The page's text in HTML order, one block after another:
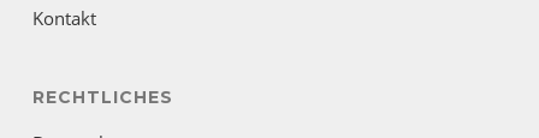
Kontakt
RECHTLICHES